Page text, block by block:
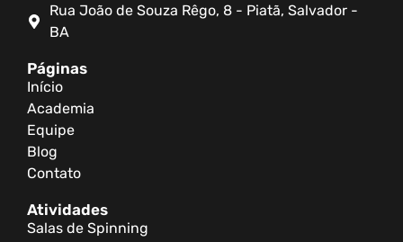
Rua João de Souza Rêgo, 8 - Piatã, Salvador -
BA
Páginas
Início
Academia
Equipe
Blog
Contato
Atividades
Salas de Spinning